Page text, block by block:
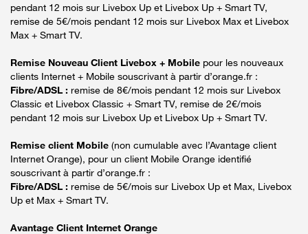
pendant 12 mois sur Livebox Up et Livebox Up + Smart TV,
remise de 5€/mois pendant 12 mois sur Livebox Max et Livebox
Max + Smart TV.
Remise Nouveau Client Livebox + Mobile pour les nouveaux
clients Internet + Mobile souscrivant à partir d’orange.fr :
Fibre/ADSL : remise de 8€/mois pendant 12 mois sur Livebox
Classic et Livebox Classic + Smart TV, remise de 2€/mois
pendant 12 mois sur Livebox Up et Livebox Up + Smart TV.
Remise client Mobile (non cumulable avec l’Avantage client
Internet Orange), pour un client Mobile Orange identifié
souscrivant à partir d’orange.fr :
Fibre/ADSL : remise de 5€/mois sur Livebox Up et Max, Livebox
Up et Max + Smart TV.
Avantage Client Internet Orange